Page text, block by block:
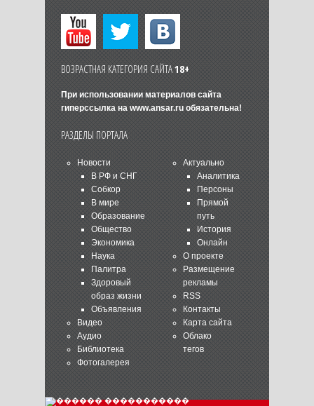
ВОЗРАСТНАЯ КАТЕГОРИЯ САЙТА18+
При использовании материалов сайта
гиперссылка на www.ansar.ruобязательна!
РАЗДЕЛЫ ПОРТАЛА
Новости
В РФ и СНГ
Собкор
В мире
Образование
Общество
Экономика
Наука
Палитра
Здоровый
образ жизни
Объявления
Видео
Аудио
Библиотека
Фотогалерея
Актуально
Аналитика
Персоны
Прямой
путь
История
Онлайн
О проекте
Размещение
рекламы
RSS
Контакты
Карта сайта
Облако
тегов